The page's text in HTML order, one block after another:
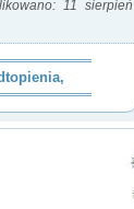
11 sierpień